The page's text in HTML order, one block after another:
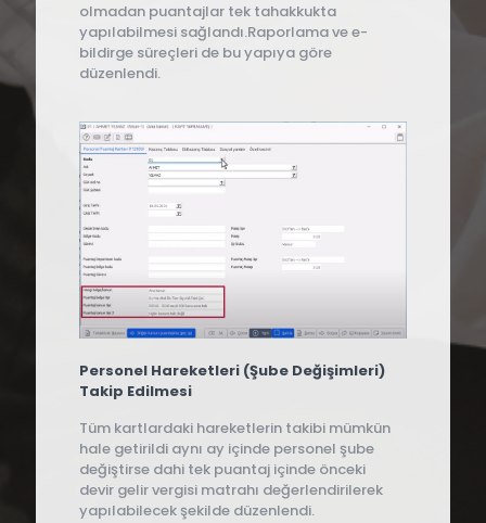
olmadan puantajlar tek tahakkukta
yapılabilmesi sağlandı.Raporlama ve e-
bildirge süreçleri de bu yapıya göre
düzenlendi.
Personel Hareketleri (Şube Değişimleri)
Takip Edilmesi
Tüm kartlardaki hareketlerin takibi mümkün
hale getirildi aynı ay içinde personel şube
değiştirse dahi tek puantaj içinde önceki
devir gelir vergisi matrahı değerlendirilerek
yapılabilecek şekilde düzenlendi.